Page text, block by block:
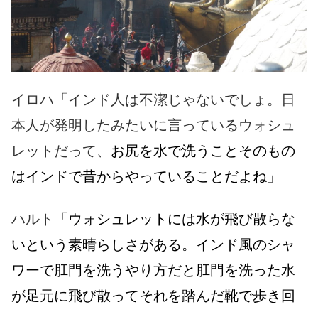
イロハ「インド人は不潔じゃないでしょ。日
本人が発明したみたいに言っているウォシュ
レットだって、 お尻を水で洗うことそのもの
はインドで昔からやっていることだよね 」
ハルト「ウォシュレットには水が飛び散らな
いという素晴らしさがある。インド風のシャ
ワーで肛門を洗うやり方だと肛門を洗った水
が足元に飛び散ってそれを踏んだ靴で歩き回